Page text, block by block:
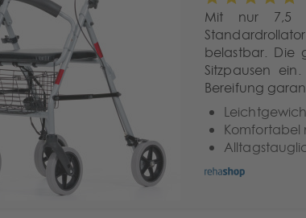
Mit nur 7,5
belastbar. Die
Sitzpausen
Bereifung
Komfortabel